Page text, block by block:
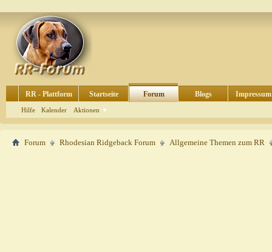
RR - Plattform Startseite Forum
Hilfe Kalender Aktionen
Blogs Impressum
Forum Rhodesian Ridgeback Forum Allgemeine Themen zum RR